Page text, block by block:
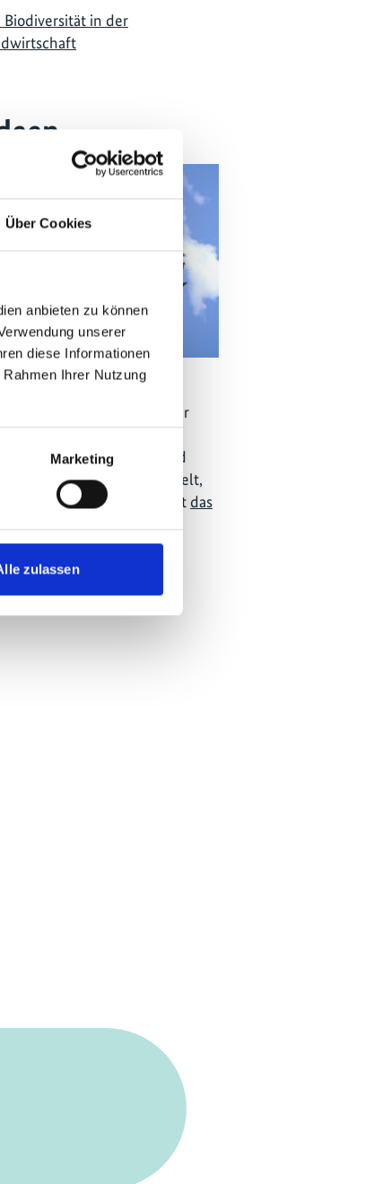
Über Cookies
anbieten zu können
unserer
diese Informationen
Ihrer Nutzung
Marketing
zulassen
in der
"Global Ideas"
Welle Menschen in der
Projekte zur
von Biodiversitäts- und
für Umwelt,
Sicherheit finanziert das